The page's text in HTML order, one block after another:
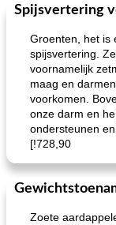
Spijsvertering
Groenten, het is
spijsvertering.
voornamelijk
maag en
voorkomen.
onze darm en
ondersteunen
[!728,90
Zoete